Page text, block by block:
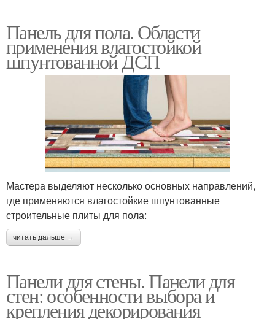
Панель для пола. Области
применения влагостойкой
шпунтованной ДСП
Мастера выделяют несколько основных направлений,
где применяются влагостойкие шпунтованные
строительные плиты для пола:
читать дальше →
Панели для стены. Панели для
стен: особенности выбора и
крепления декорирования